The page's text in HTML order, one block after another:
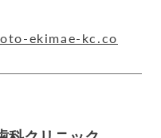
ekimae-kc.co